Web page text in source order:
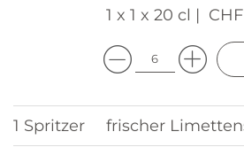
1 x 1 x 20 cl |
1 Spritzer frischer